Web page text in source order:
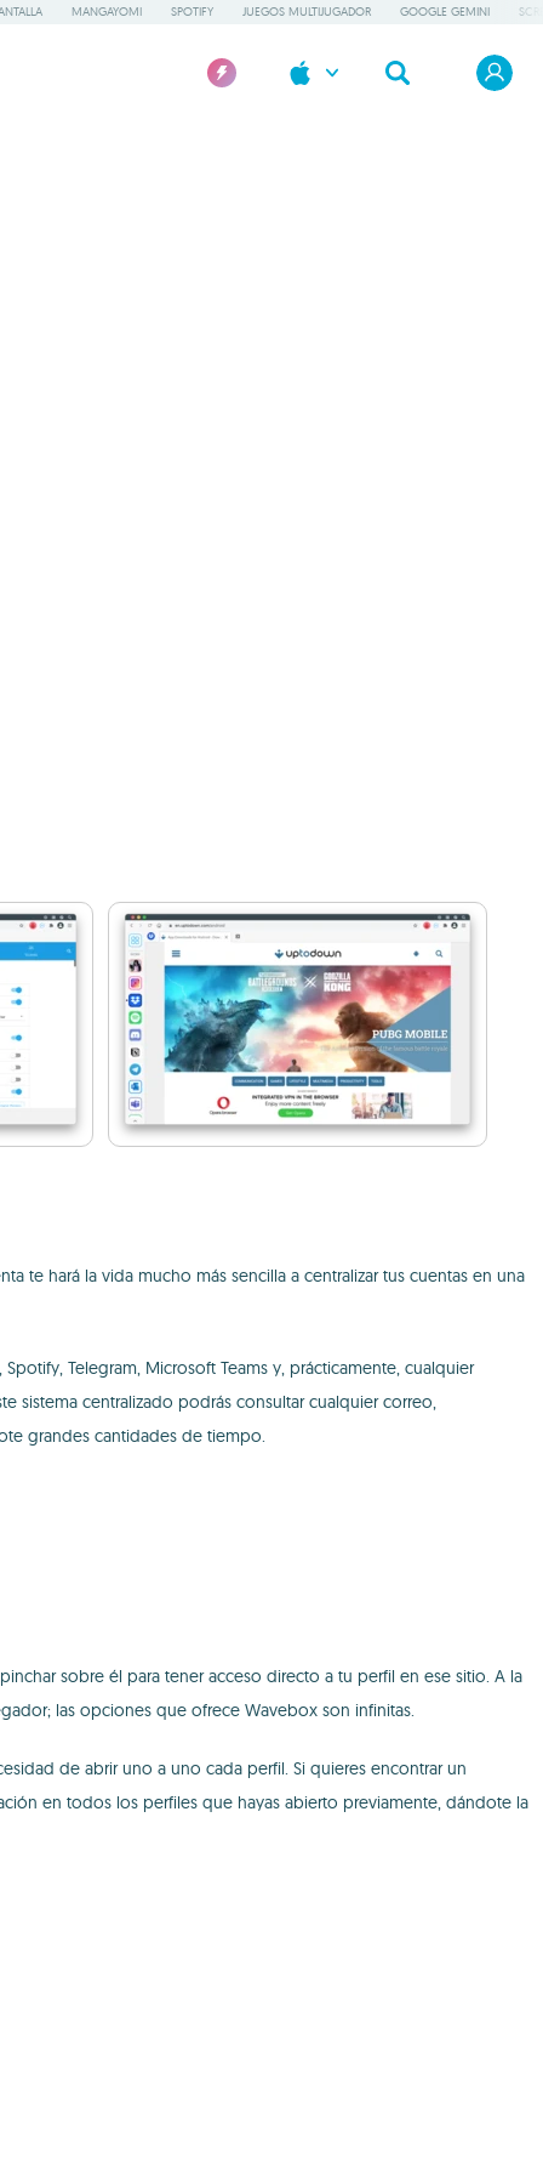
MANGAYOMI SPOTIFY JUEGOS MULTIJUGADOR GOOGLE GEMINI
te hará la vida mucho más sencilla a centralizar tus cuentas en una
Telegram, Microsoft Teams y, prácticamente, cualquier
sistema centralizado podrás consultar cualquier correo,
grandes cantidades de tiempo.
sobre él para tener acceso directo a tu perfil en ese sitio. A la
las opciones que ofrece Wavebox son infinitas.
de abrir uno a uno cada perfil. Si quieres encontrar un
en todos los perfiles que hayas abierto previamente, dándote la